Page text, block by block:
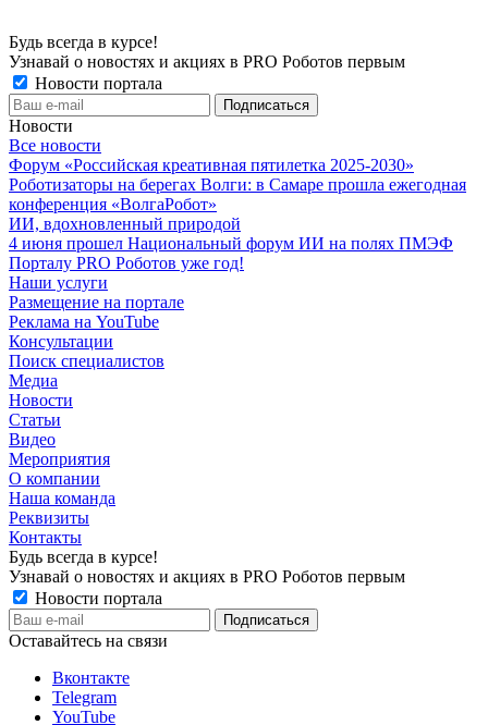
Будь всегда в курсе!
Узнавай о новостях и акциях в PRO Роботов первым
Новости портала
Новости
Все новости
Форум «Российская креативная пятилетка 2025-2030»
Роботизаторы на берегах Волги: в Самаре прошла ежегодная
конференция «ВолгаРобот»
ИИ, вдохновленный природой
4 июня прошел Национальный форум ИИ на полях ПМЭФ
Порталу PRO Роботов уже год!
Наши услуги
Размещение на портале
Реклама на YouTube
Консультации
Поиск специалистов
Медиа
Новости
Статьи
Видео
Мероприятия
О компании
Наша команда
Реквизиты
Контакты
Будь всегда в курсе!
Узнавай о новостях и акциях в PRO Роботов первым
Новости портала
Оставайтесь на связи
Вконтакте
Telegram
YouTube